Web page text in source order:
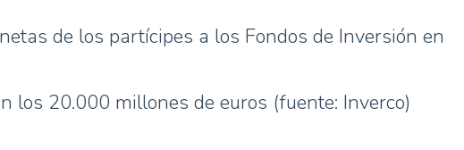
de los partícipes a los Fondos de Inversión en
los 20.000 millones de euros (fuente: Inverco)